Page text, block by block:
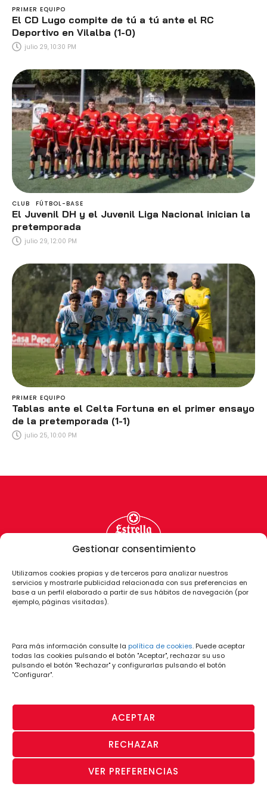
Gestionar consentimiento
Utilizamos cookies propias y de terceros para analizar nuestros
servicios y mostrarle publicidad relacionada con sus preferencias en
base a un perfil elaborado a partir de sus hábitos de navegación (por
ejemplo, páginas visitadas).
Para más información consulte la política de cookies. Puede aceptar
todas las cookies pulsando el botón "Aceptar", rechazar su uso
pulsando el botón "Rechazar" y configurarlas pulsando el botón
"Configurar".
ACEPTAR
RECHAZAR
VER PREFERENCIAS
PRIMER EQUIPO
El CD Lugo compite de tú a tú ante el RC
Deportivo en Vilalba (1-0)
julio 29, 10:30 PM
CLUB FÚTBOL-BASE
El Juvenil DH y el Juvenil Liga Nacional inician la
pretemporada
julio 29, 12:00 PM
PRIMER EQUIPO
Tablas ante el Celta Fortuna en el primer ensayo
de la pretemporada (1-1)
julio 25, 10:00 PM
Condiciones de
Uso
de
Cookies
Privacidad